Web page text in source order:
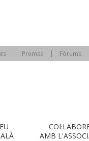
Premsa Fòrums
AMB